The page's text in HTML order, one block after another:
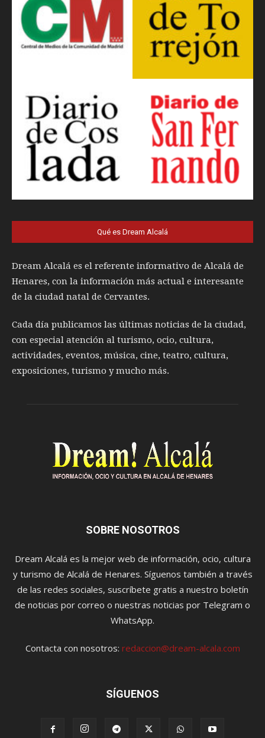
Qué es Dream Alcalá
Dream Alcalá es el referente informativo de Alcalá de
Henares, con la información más actual e interesante
de la ciudad natal de Cervantes.
Cada día publicamos las últimas noticias de la ciudad,
con especial atención al turismo, ocio, cultura,
actividades, eventos, música, cine, teatro, cultura,
exposiciones, turismo y mucho más.
SOBRE NOSOTROS
Dream Alcalá es la mejor web de información, ocio, cultura
y turismo de Alcalá de Henares. Síguenos también a través
de las redes sociales, suscríbete gratis a nuestro boletín
de noticias por correo o nuestras noticias por Telegram o
WhatsApp.
Contacta con nosotros: redaccion@dream-alcala.com
SÍGUENOS